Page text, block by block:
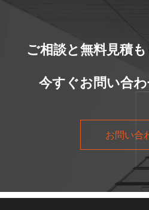
ご相談と無料見積も
今すぐお問い合
お問い合